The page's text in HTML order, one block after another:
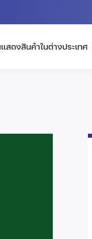
สดงสินค้าในต่างประเทศ